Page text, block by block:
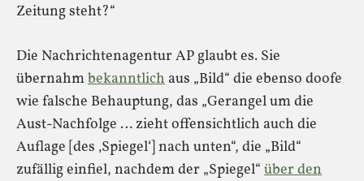
Zeitung steht?“
Die Nachrichtenagentur AP glaubt es. Sie
übernahmbekanntlich aus „Bild“ die ebenso doofe
wie falsche Behauptung, das „Gerangel um die
Aust-Nachfolge … zieht offensichtlich auch die
Auflage [des ‚Spiegel‘] nach unten“, die „Bild“
zufällig einfiel, nachdem der „Spiegel“ über den